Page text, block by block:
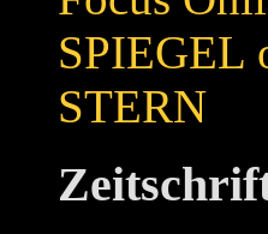
SPIEGEL
STERN